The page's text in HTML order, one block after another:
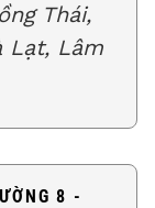
Thái,
Lạt, Lâm
8 -